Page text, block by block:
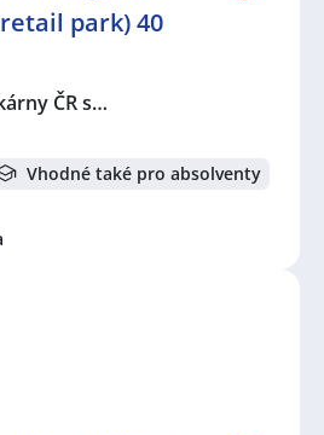
park) 40
ČR s…
Vhodné také pro absolventy